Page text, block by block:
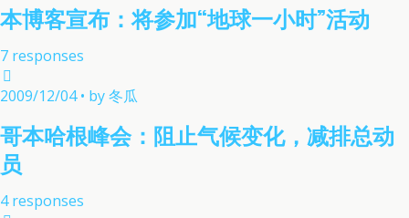
本博客宣布：将参加“地球一小时”活动
7 responses
2009/12/04 • by 冬瓜
哥本哈根峰会：阻止气候变化，减排总动
员
4 responses